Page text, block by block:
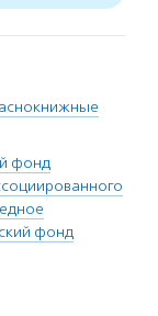
фонд
фонд